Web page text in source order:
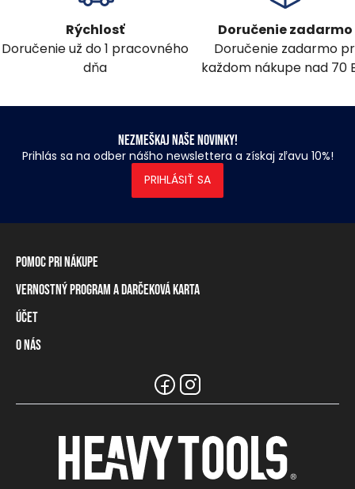
Rýchlosť
Doručenie už do 1 pracovného
dňa
Doručenie zadarmo
Doručenie zadarmo
každom nákupe nad 70
Nezmeškaj naše novinky!
Prihlás sa na odber nášho newslettera a získaj zľavu 10%!
PRIHLÁSIŤ SA
Pomoc pri nákupe
Informácie o doručení
Spôsoby platby
Tabuľka rozmerov
Naše predajne a distribútori
Vernostný program a darčeková karta
Vernostný program
Darčeková karta
Účet
Prihlásenie / registrácia
O nás
Informácie pre predajcov